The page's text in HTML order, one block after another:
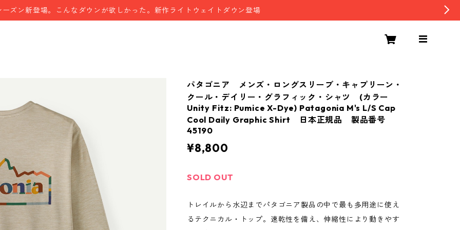
ーズン新登場。こんなダウンが欲しかった。新作ライトウェイトダウン登場
パタゴニア メンズ・ロングスリーブ・キャプリーン・
クール・デイリー・グラフィック・シャツ (カラー
Unity Fitz: Pumice X-Dye) Patagonia M's L/S Cap
Cool Daily Graphic Shirt 日本正規品 製品番号
45190
¥8,800
SOLD OUT
トレイルから水辺までパタゴニア製品の中で最も多用途に使え
るテクニカル・トップ。速乾性を備え、伸縮性により動きやす